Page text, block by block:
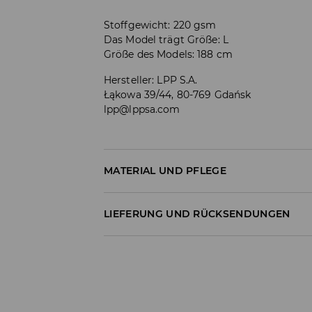
Stoffgewicht: 220 gsm
Das Model trägt Größe: L
Größe des Models: 188 cm
Hersteller: LPP S.A.
Łąkowa 39/44, 80-769 Gdańsk
lpp@lppsa.com
MATERIAL UND PFLEGE
Material I : 100% BAUMWOLLE
MASCHINENWÄSCHE BIS MAX. 30° C
LIEFERUNG UND RÜCKSENDUNGEN